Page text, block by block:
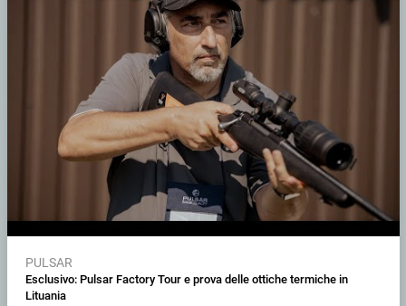
PULSAR
Esclusivo: Pulsar Factory Tour e prova delle ottiche termiche in
Lituania